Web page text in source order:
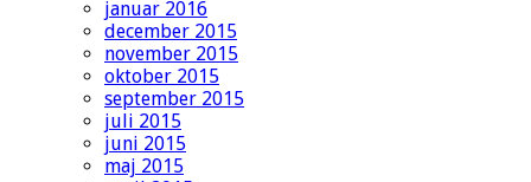
januar 2016
december 2015
november 2015
oktober 2015
september 2015
juli 2015
juni 2015
maj 2015